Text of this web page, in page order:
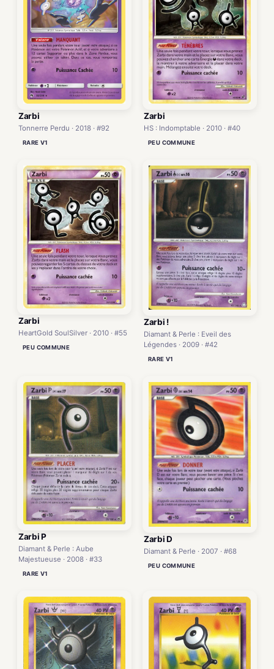
Zarbi
Tonnerre Perdu · 2018 · #92
RARE V1
Zarbi
HS : Indomptable · 2010 · #40
PEU COMMUNE
Zarbi
HeartGold SoulSilver · 2010 · #55
PEU COMMUNE
Zarbi !
Diamant & Perle : Eveil des
Légendes · 2009 · #42
RARE V1
Zarbi P
Diamant & Perle : Aube
Majestueuse · 2008 · #33
RARE V1
Zarbi D
Diamant & Perle · 2007 · #68
PEU COMMUNE